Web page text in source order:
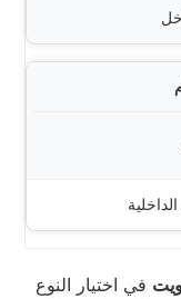
في اختيار النوع